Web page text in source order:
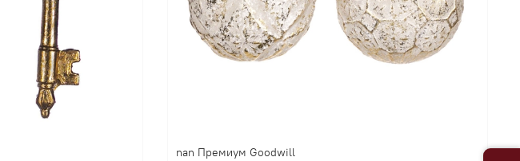
nan Премиум Goodwill